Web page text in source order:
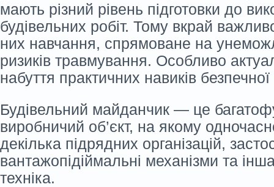
мають різний рівень підготовки до
будівельних робіт. Тому вкрай
них навчання, спрямоване на
ризиків травмування. Особливо
набуття практичних навиків
Будівельний майданчик — це
виробничий об’єкт, на якому
декілька підрядних організацій,
вантажопідіймальні механізми та
техніка.